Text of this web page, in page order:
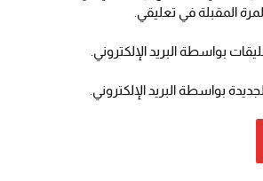
المقبلة في تعليقي.
بواسطة البريد الإلكتروني.
بواسطة البريد الإلكتروني.